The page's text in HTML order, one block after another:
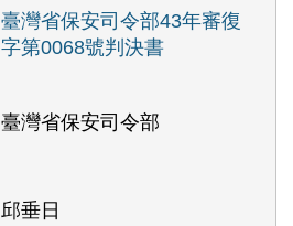
臺灣省保安司令部43年審復
字第0068號判決書
臺灣省保安司令部
邱垂日